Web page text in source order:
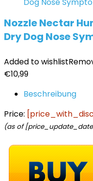
Nozzle Nectar
Dry Dog Nose
Added to wishlist
€10,99
Beschreibung
Price:
(as of